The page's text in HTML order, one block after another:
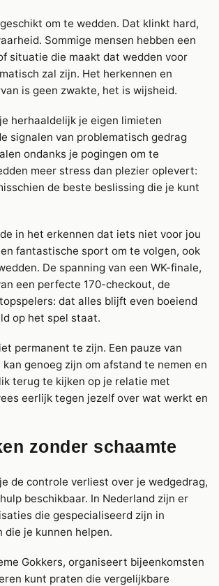
om te wedden. Dat klinkt hard,
Sommige mensen hebben een
situatie die maakt dat wedden voor
zal zijn. Het herkennen en
is geen zwakte, het is wijsheid.
herhaaldelijk je eigen limieten
signalen van problematisch gedrag
ondanks je pogingen om te
meer stress dan plezier oplevert:
de beste beslissing die je kunt
in het erkennen dat iets niet voor jou
fantastische sport om te volgen, ook
De spanning van een WK-finale,
een perfecte 170-checkout, de
dat alles blijft even boeiend
op het spel staat.
permanent te zijn. Een pauze van
genoeg zijn om afstand te nemen en
terug te kijken op je relatie met
eerlijk tegen jezelf over wat werkt en
zonder schaamte
de controle verliest over je wedgedrag,
beschikbaar. In Nederland zijn er
die gespecialiseerd zijn in
die je kunnen helpen.
Gokkers, organiseert bijeenkomsten
kunt praten die vergelijkbare